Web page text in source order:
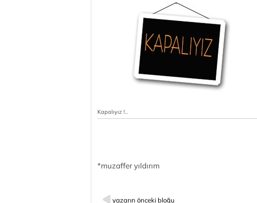
Kapalıyız !..
*muzaffer yıldırım
yazarın önceki bloğu